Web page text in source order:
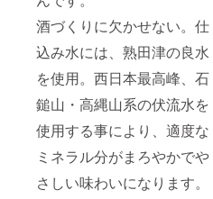
酒づくりに欠かせない。仕
込み水には、熟田津の良水
を使用。西日本最高峰、石
鎚山・高縄山系の伏流水を
使用する事により、適度な
ミネラル分がまろやかでや
さしい味わいになります。